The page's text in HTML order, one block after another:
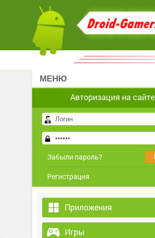
МЕНЮ
Авторизация на сайте
Забыли пароль?
Регистрация
Приложения
Игры